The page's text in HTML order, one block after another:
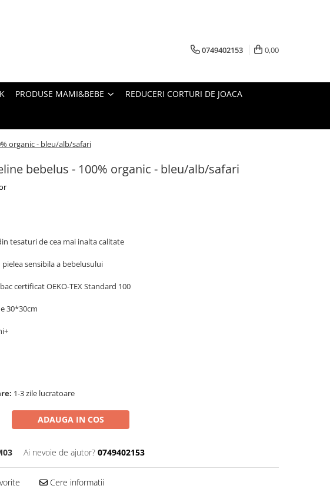
0749402153 0,00
PRODUSE MAMI&BEBE REDUCERI CORTURI DE JOACA
organic - bleu/alb/safari
bebelus - 100% organic - bleu/alb/safari
tesaturi de cea mai inalta calitate
pielea sensibila a bebelusului
certificat OEKO-TEX Standard 100
30*30cm
1-3 zile lucratoare
ADAUGA IN COS
Ai nevoie de ajutor? 0749402153
Cere informatii